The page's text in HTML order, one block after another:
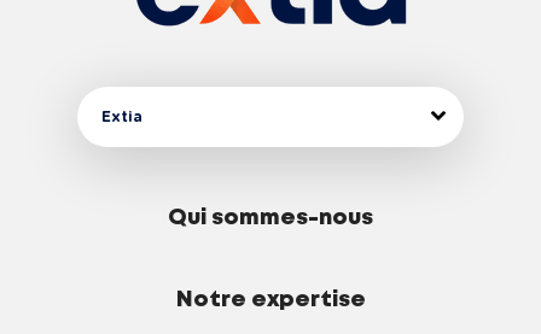
Extia
Qui sommes-nous
Notre expertise